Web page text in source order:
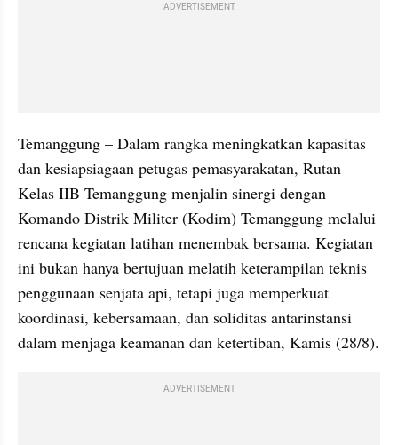
ADVERTISEMENT
Temanggung – Dalam rangka meningkatkan kapasitas
dan kesiapsiagaan petugas pemasyarakatan, Rutan
Kelas IIB Temanggung menjalin sinergi dengan
Komando Distrik Militer (Kodim) Temanggung melalui
rencana kegiatan latihan menembak bersama. Kegiatan
ini bukan hanya bertujuan melatih keterampilan teknis
penggunaan senjata api, tetapi juga memperkuat
koordinasi, kebersamaan, dan soliditas antarinstansi
dalam menjaga keamanan dan ketertiban, Kamis (28/8).
ADVERTISEMENT